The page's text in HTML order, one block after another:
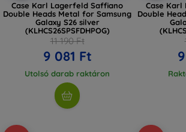
Case Karl Lagerfeld Saffiano
Double Heads Metal for Samsung
Galaxy S26 silver
(KLHCS26SPSFDHPOG)
11 190 Ft
9 081 Ft
Utolsó darab raktáron
Case
Double Heads Metal for Samsung